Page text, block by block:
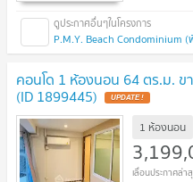
P.M.Y. Beach Condominium
คอนโด 1 ห้องนอน 64 ตร.ม. ข
(ID 1899445) UPDATE !
1 ห้องนอน